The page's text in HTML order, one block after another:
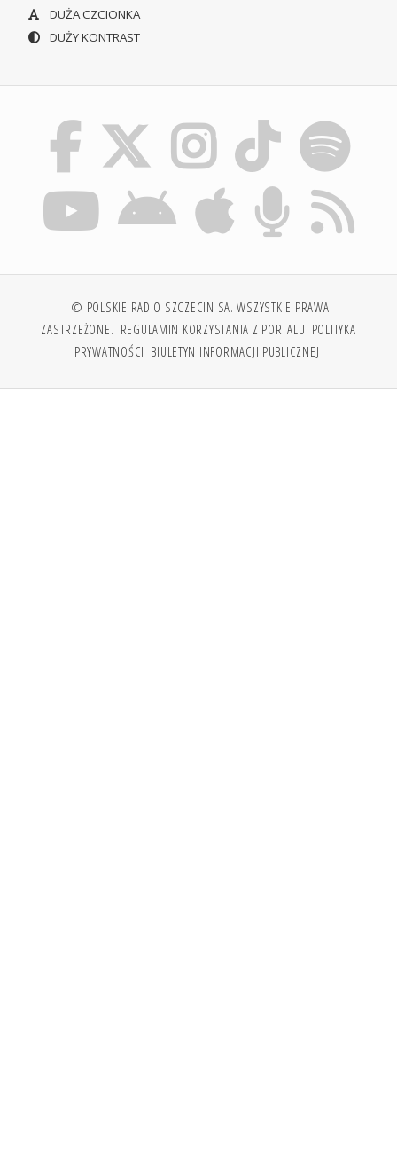
DUŻA CZCIONKA
DUŻY KONTRAST
© POLSKIE RADIO SZCZECIN SA. WSZYSTKIE PRAWA
ZASTRZEŻONE. REGULAMIN KORZYSTANIA Z PORTALU POLITYKA
PRYWATNOŚCI BIULETYN INFORMACJI PUBLICZNEJ